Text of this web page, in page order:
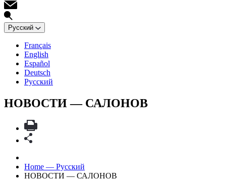
Русский
Français
English
Español
Deutsch
Русский
НОВОСТИ — САЛОНОВ
Home — Русский
НОВОСТИ — САЛОНОВ